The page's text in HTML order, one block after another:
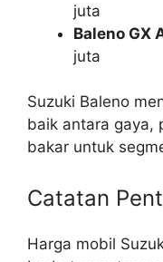
juta
Baleno GX
juta
Suzuki Baleno
baik antara gaya,
bakar untuk
Catatan
Harga mobil